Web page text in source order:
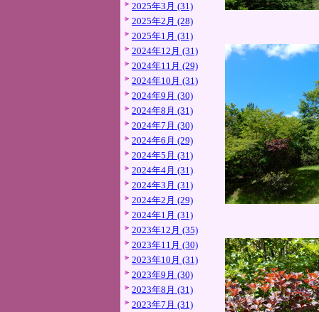
2025年3月 (31)
2025年2月 (28)
2025年1月 (31)
2024年12月 (31)
2024年11月 (29)
2024年10月 (31)
2024年9月 (30)
2024年8月 (31)
2024年7月 (30)
2024年6月 (29)
2024年5月 (31)
2024年4月 (31)
2024年3月 (31)
2024年2月 (29)
2024年1月 (31)
2023年12月 (35)
2023年11月 (30)
2023年10月 (31)
2023年9月 (30)
2023年8月 (31)
2023年7月 (31)